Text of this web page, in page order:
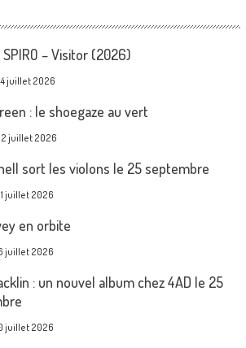
SPIRO – Visitor (2026)
juillet 2026
: le shoegaze au vert
juillet 2026
sort les violons le 25 septembre
juillet 2026
en orbite
juillet 2026
: un nouvel album chez 4AD le 25
juillet 2026